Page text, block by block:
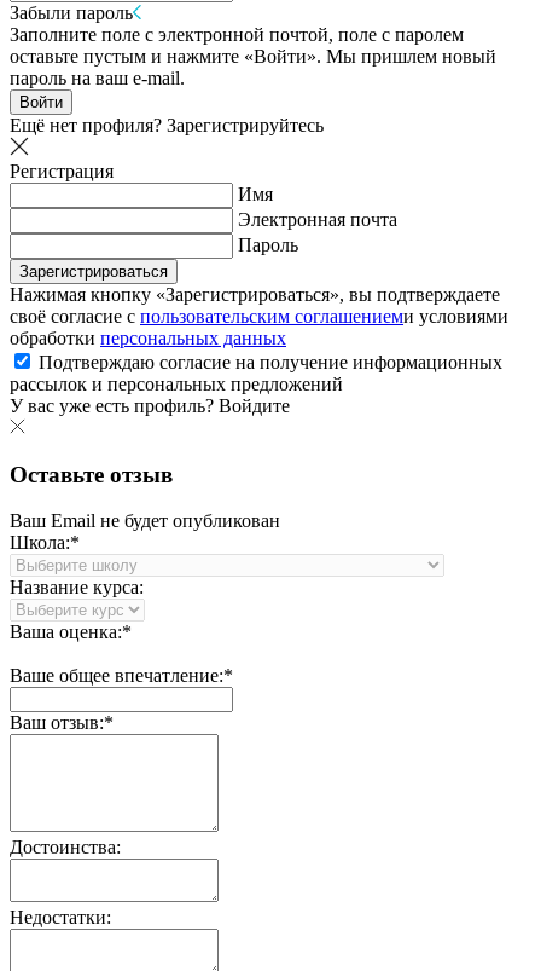
Забыли пароль
Заполните поле с электронной почтой, поле с паролем
оставьте пустым и нажмите «Войти». Мы пришлем новый
пароль на ваш e-mail.
Войти
Ещё нет профиля? Зарегистрируйтесь
Регистрация
Имя
Электронная почта
Пароль
Зарегистрироваться
Нажимая кнопку «Зарегистрироваться», вы подтверждаете
своё согласие с пользовательским соглашениеми условиями
обработки персональных данных
Подтверждаю согласие на получение информационных
рассылок и персональных предложений
У вас уже есть профиль? Войдите
Оставьте отзыв
Ваш Email не будет опубликован
Школа:*
Название курса:
Ваша оценка:*
Ваше общее впечатление:*
Ваш отзыв:*
Достоинства:
Недостатки: